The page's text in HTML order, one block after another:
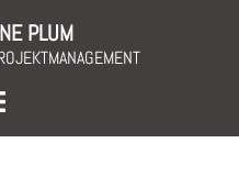
PLUM